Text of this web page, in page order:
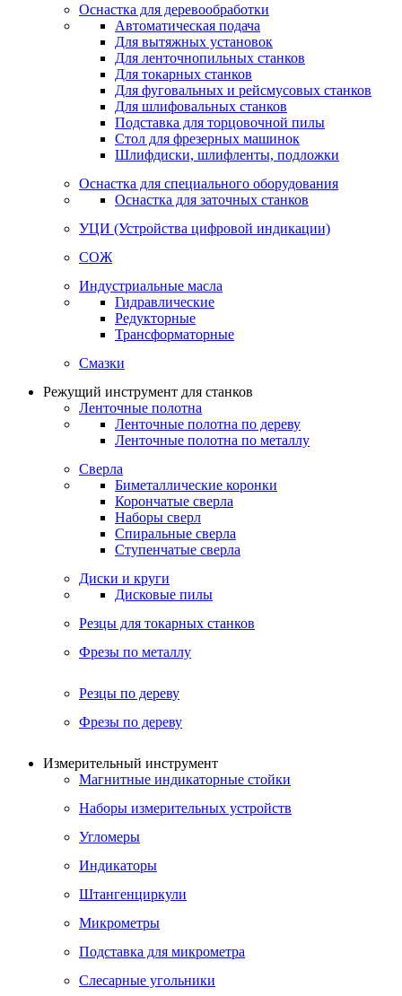
Оснастка для деревообработки
Автоматическая подача
Для вытяжных установок
Для ленточнопильных станков
Для токарных станков
Для фуговальных и рейсмусовых станков
Для шлифовальных станков
Подставка для торцовочной пилы
Стол для фрезерных машинок
Шлифдиски, шлифленты, подложки
Оснастка для специального оборудования
Оснастка для заточных станков
УЦИ (Устройства цифровой индикации)
СОЖ
Индустриальные масла
Гидравлические
Редукторные
Трансформаторные
Смазки
Режущий инструмент для станков
Ленточные полотна
Ленточные полотна по дереву
Ленточные полотна по металлу
Сверла
Биметаллические коронки
Корончатые сверла
Наборы сверл
Спиральные сверла
Ступенчатые сверла
Диски и круги
Дисковые пилы
Резцы для токарных станков
Фрезы по металлу
Резцы по дереву
Фрезы по дереву
Измерительный инструмент
Магнитные индикаторные стойки
Наборы измерительных устройств
Угломеры
Индикаторы
Штангенциркули
Микрометры
Подставка для микрометра
Слесарные угольники